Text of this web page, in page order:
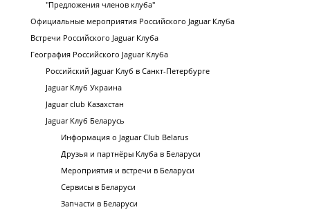
"Предложения членов клуба"
Официальные мероприятия Российского Jaguar Клуба
Встречи Российского Jaguar Клуба
География Российского Jaguar Клуба
Российский Jaguar Клуб в Санкт-Петербурге
Jaguar Клуб Украина
Jaguar club Казахстан
Jaguar Клуб Беларусь
Информация о Jaguar Club Belarus
Друзья и партнёры Клуба в Беларуси
Мероприятия и встречи в Беларуси
Сервисы в Беларуси
Запчасти в Беларуси